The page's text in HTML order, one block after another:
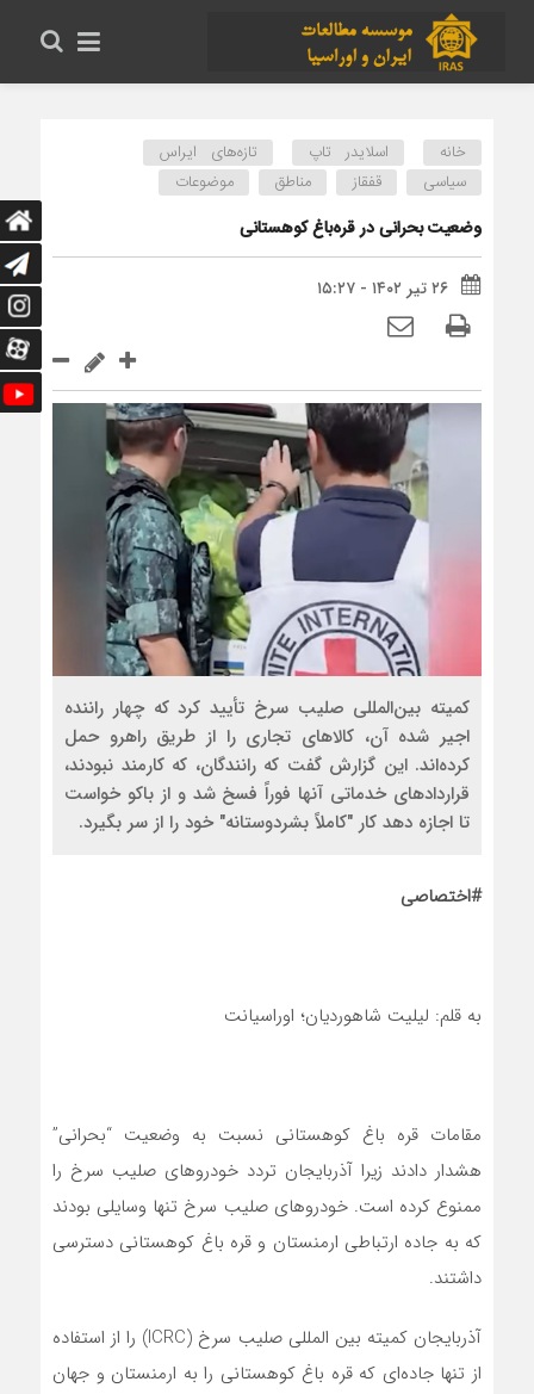
خانه اسلایدر تاپ
تازه‌های ایراس
سیاسی
قفقاز مناطق موضوعات
وضعیت بحرانی در قره‌باغ کوهستانی
۲۶ تیر ۱۴۰۲ - ۱۵:۲۷
کمیته بین‌المللی صلیب سرخ تأیید کرد که چهار راننده
اجیر شده آن، کالاهای تجاری را از طریق راهرو حمل
کرده‌اند. این گزارش گفت که رانندگان، که کارمند نبودند،
قراردادهای خدماتی آنها فوراً فسخ شد و از باکو خواست
تا اجازه دهد کار "کاملاً بشردوستانه" خود را از سر بگیرد.
#اختصاصی
به قلم: لیلیت شاهوردیان؛ اوراسیانت
مقامات قره باغ کوهستانی نسبت به وضعیت “بحرانی”
هشدار دادند زیرا آذربایجان تردد خودروهای صلیب سرخ را
ممنوع کرده است. خودروهای صلیب سرخ تنها وسایلی بودند
که به جاده ارتباطی ارمنستان و قره باغ کوهستانی دسترسی
داشتند.
آذربایجان کمیته بین المللی صلیب سرخ (ICRC) را از استفاده
از تنها جاده‌ای که قره باغ کوهستانی را به ارمنستان و جهان